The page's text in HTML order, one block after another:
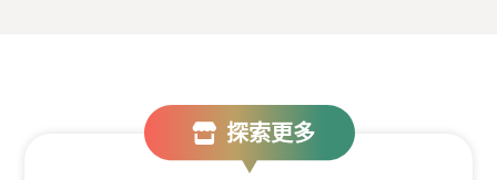
探索更多